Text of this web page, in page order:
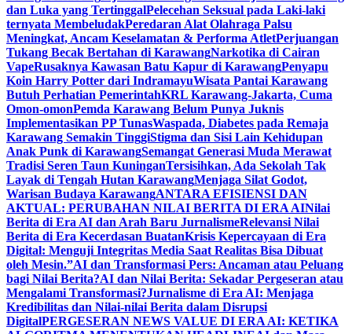
dan Luka yang TertinggalPelecehan Seksual pada Laki-laki
ternyata MembeludakPeredaran Alat Olahraga Palsu
Meningkat, Ancam Keselamatan & Performa AtletPerjuangan
Tukang Becak Bertahan di KarawangNarkotika di Cairan
VapeRusaknya Kawasan Batu Kapur di KarawangPenyapu
Koin Harry Potter dari IndramayuWisata Pantai Karawang
Butuh Perhatian PemerintahKRL Karawang-Jakarta, Cuma
Omon-omonPemda Karawang Belum Punya Juknis
Implementasikan PP TunasWaspada, Diabetes pada Remaja
Karawang Semakin TinggiStigma dan Sisi Lain Kehidupan
Anak Punk di KarawangSemangat Generasi Muda Merawat
Tradisi Seren Taun KuninganTersisihkan, Ada Sekolah Tak
Layak di Tengah Hutan KarawangMenjaga Silat Godot,
Warisan Budaya KarawangANTARA EFISIENSI DAN
AKTUAL: PERUBAHAN NILAI BERITA DI ERA AINilai
Berita di Era AI dan Arah Baru JurnalismeRelevansi Nilai
Berita di Era Kecerdasan BuatanKrisis Kepercayaan di Era
Digital: Menguji Integritas Media Saat Realitas Bisa Dibuat
oleh Mesin.”AI dan Transformasi Pers: Ancaman atau Peluang
bagi Nilai Berita?AI dan Nilai Berita: Sekadar Pergeseran atau
Mengalami Transformasi?Jurnalisme di Era AI: Menjaga
Kredibilitas dan Nilai-nilai Berita dalam Disrupsi
DigitalPERGESERAN NEWS VALUE DI ERA AI: KETIKA